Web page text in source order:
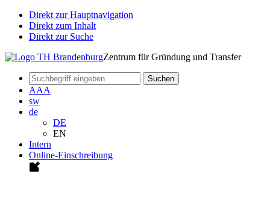
Direkt zur Hauptnavigation
Direkt zum Inhalt
Direkt zur Suche
Suchen
AAA
sw
de
DE
EN
Intern
Online-Einschreibung
Zentrum für Gründung und Transfer